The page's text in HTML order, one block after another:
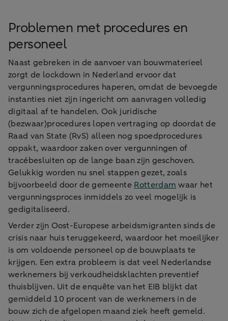
Problemen met procedures en
personeel
Naast gebreken in de aanvoer van bouwmaterieel
zorgt de lockdown in Nederland ervoor dat
vergunningsprocedures haperen, omdat de bevoegde
instanties niet zijn ingericht om aanvragen volledig
digitaal af te handelen. Ook juridische
(bezwaar)procedures lopen vertraging op doordat de
Raad van State (RvS) alleen nog spoedprocedures
oppakt, waardoor zaken over vergunningen of
tracébesluiten op de lange baan zijn geschoven.
Gelukkig worden nu snel stappen gezet, zoals
bijvoorbeeld door de gemeente Rotterdam waar het
vergunningsproces inmiddels zo veel mogelijk is
gedigitaliseerd.
Verder zijn Oost-Europese arbeidsmigranten sinds de
crisis naar huis teruggekeerd, waardoor het moeilijker
is om voldoende personeel op de bouwplaats te
krijgen. Een extra probleem is dat veel Nederlandse
werknemers bij verkoudheidsklachten preventief
thuisblijven. Uit de enquête van het EIB blijkt dat
gemiddeld 10 procent van de werknemers in de
bouw zich de afgelopen maand ziek heeft gemeld.